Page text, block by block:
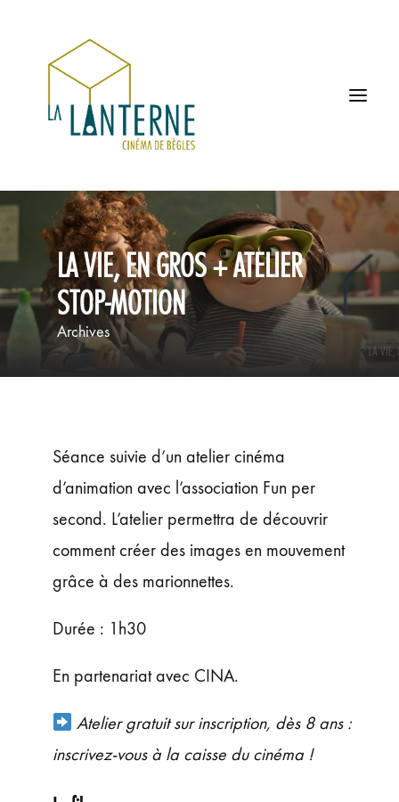
ACCUEIL
LES HORAIRES
À L’AFFICHE
PROCHAINEMENT
PRATIQUE
LA VIE, EN GROS + ATELIER
STOP-MOTION
Archives
Séance suivie d’un atelier cinéma
d’animation avec l’association Fun per
second. L’atelier permettra de découvrir
comment créer des images en mouvement
grâce à des marionnettes.
Durée : 1h30
En partenariat avec CINA.
Atelier gratuit sur inscription, dès 8 ans :
inscrivez-vous à la caisse du cinéma !